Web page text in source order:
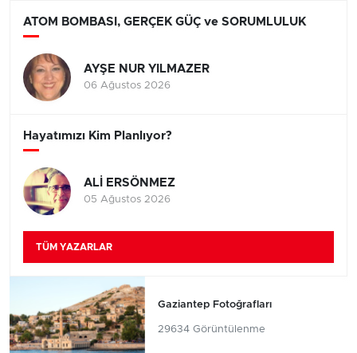
ATOM BOMBASI, GERÇEK GÜÇ ve SORUMLULUK
AYŞE NUR YILMAZER
06 Ağustos 2026
Hayatımızı Kim Planlıyor?
ALİ ERSÖNMEZ
05 Ağustos 2026
TÜM YAZARLAR
Gaziantep Fotoğrafları
29634 Görüntülenme